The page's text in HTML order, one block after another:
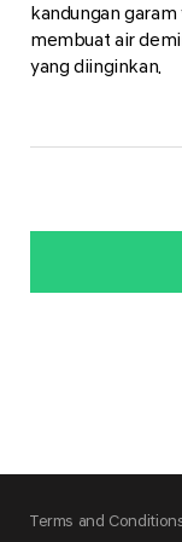
kandungan
membuat air
yang diinginkan.
Terms and